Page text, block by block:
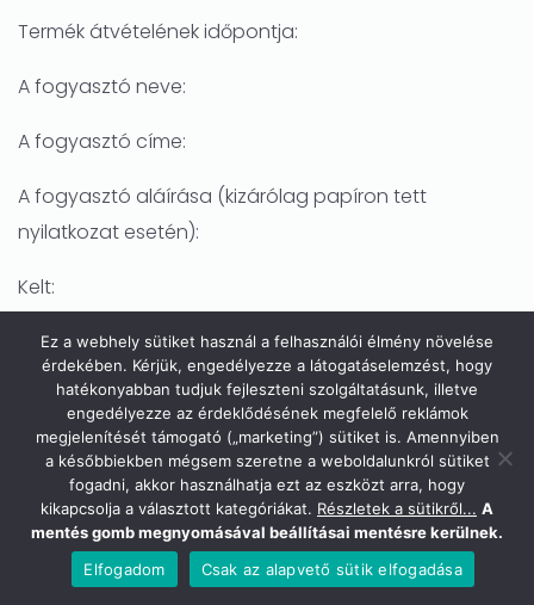
Termék átvételének időpontja:
A fogyasztó neve:
A fogyasztó címe:
A fogyasztó aláírása (kizárólag papíron tett
nyilatkozat esetén):
Kelt:
Ön határidőben gyakorolja elállási jogát, ha a fent
megjelölt határidő lejárta előtt elküldi írásbeli elállási
nyilatkozatát, vagy a határidő utolsó napján szóban
bejelenti azt. Önt terheli annak bizonyítása, hogy az
elállási jogát az itt írtaknak megfelelő módon és
határidőben gyakorolta.
Ez a webhely sütiket használ a felhasználói élmény növelése
érdekében. Kérjük, engedélyezze a látogatáselemzést, hogy
hatékonyabban tudjuk fejleszteni szolgáltatásunk, illetve
engedélyezze az érdeklődésének megfelelő reklámok
megjelenítését támogató („marketing”) sütiket is. Amennyiben
a későbbiekben mégsem szeretne a weboldalunkról sütiket
fogadni, akkor használhatja ezt az eszközt arra, hogy
kikapcsolja a választott kategóriákat. Részletek a sütikről... A
mentés gomb megnyomásával beállításai mentésre kerülnek.
Elfogadom
Csak az alapvető sütik elfogadása